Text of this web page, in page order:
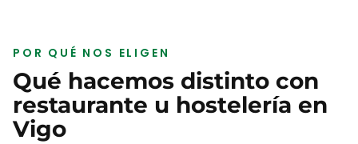
POR QUÉ NOS ELIGEN
Qué hacemos distinto con
restaurante u hostelería en
Vigo